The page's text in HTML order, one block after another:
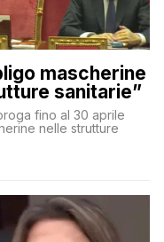
mascherine
sanitarie”
fino al 30 aprile
nelle strutture